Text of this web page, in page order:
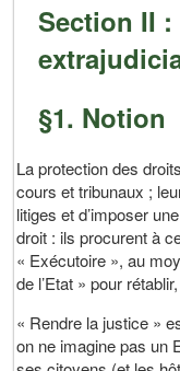
Section II
§1. Notion
La protection des
cours et tribunaux ;
litiges et d’imposer
droit : ils procurent à
« Exécutoire », au
de l’Etat » pour
« Rendre la justice »
on ne imagine pas un